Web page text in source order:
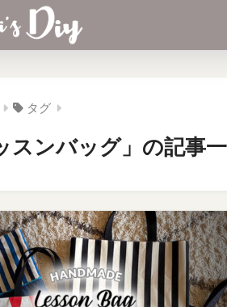
タグ
スンバッグ」の記事